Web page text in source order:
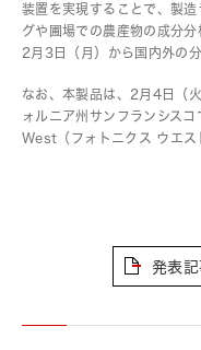
装置を実現することで、製
グや圃場での農産物の成分分
2月3日（月）から国内外の
なお、本製品は、2月4日（
ォルニア州サンフランシス
West（フォトニクス ウエス
発表